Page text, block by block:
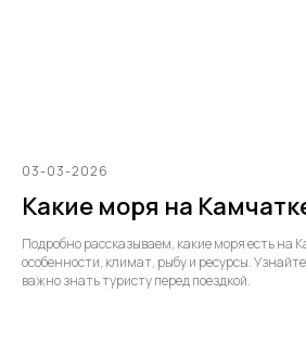
03-03-2026
Какие моря на
Подробно рассказываем, какие моря есть на
особенности, климат, рыбу и ресурсы.
важно знать туристу перед поездкой.